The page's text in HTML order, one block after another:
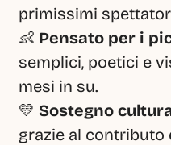
primissimi
👶 Pensato per i
semplici, poetici e
mesi in su.
💛 Sostegno
grazie al contributo